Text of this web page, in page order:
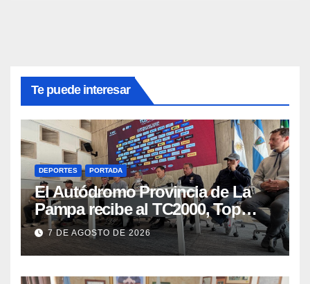
Te puede interesar
DEPORTES PORTADA
El Autódromo Provincia de La
Pampa recibe al TC2000, Top
Race y Fórmula Nacional este fin
de semana
7 DE AGOSTO DE 2026